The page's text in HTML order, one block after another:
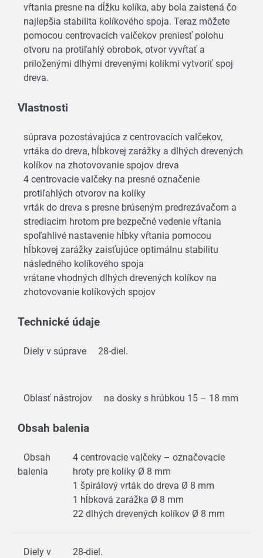
vŕtania presne na dĺžku kolíka, aby bola zaistená čo
najlepšia stabilita kolíkového spoja. Teraz môžete
pomocou centrovacích valčekov preniesť polohu
otvoru na protiľahlý obrobok, otvor vyvŕtať a
priloženými dlhými drevenými kolíkmi vytvoriť spoj
dreva.
Vlastnosti
súprava pozostávajúca z centrovacích valčekov,
vrtáka do dreva, hĺbkovej zarážky a dlhých drevených
kolíkov na zhotovovanie spojov dreva
4 centrovacie valčeky na presné označenie
protiľahlých otvorov na kolíky
vrták do dreva s presne brúseným predrezávačom a
strediacim hrotom pre bezpečné vedenie vŕtania
spoľahlivé nastavenie hĺbky vŕtania pomocou
hĺbkovej zarážky zaisťujúce optimálnu stabilitu
následného kolíkového spoja
vrátane vhodných dlhých drevených kolíkov na
zhotovovanie kolíkových spojov
Technické údaje
Diely v súprave 28-diel.
Oblasť nástrojov na dosky s hrúbkou 15 – 18 mm
Obsah balenia
Obsah
balenia
4 centrovacie valčeky – označovacie
hroty pre kolíky Ø 8 mm
1 špirálový vrták do dreva Ø 8 mm
1 hĺbková zarážka Ø 8 mm
22 dlhých drevených kolíkov Ø 8 mm
Diely v
28-diel.